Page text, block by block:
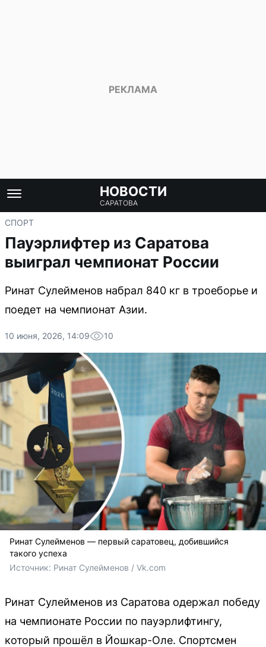
НОВОСТИ
САРАТОВА
СПОРТ
Пауэрлифтер из Саратова
выиграл чемпионат России
Ринат Сулейменов набрал 840 кг в троеборье и
поедет на чемпионат Азии.
10 июня, 2026, 14:09 10
Ринат Сулейменов — первый саратовец, добившийся
такого успеха
Источник: Ринат Сулейменов / Vk.com
Ринат Сулейменов из Саратова одержал победу
на чемпионате России по пауэрлифтингу,
который прошёл в Йошкар-Оле. Спортсмен